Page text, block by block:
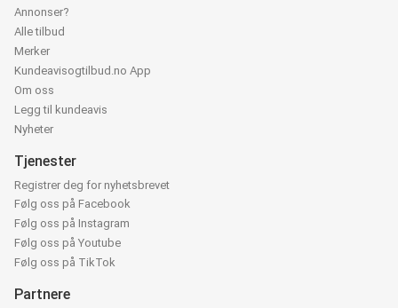
Annonser?
Alle tilbud
Merker
Kundeavisogtilbud.no App
Om oss
Legg til kundeavis
Nyheter
Tjenester
Registrer deg for nyhetsbrevet
Følg oss på Facebook
Følg oss på Instagram
Følg oss på Youtube
Følg oss på TikTok
Partnere